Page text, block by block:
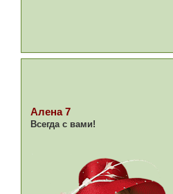
Алена 7
Всегда с вами!